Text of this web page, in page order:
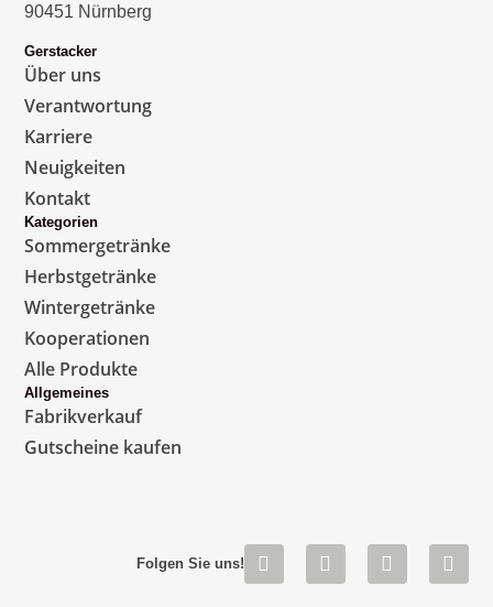
90451 Nürnberg
Gerstacker
Über uns
Verantwortung
Karriere
Neuigkeiten
Kontakt
Kategorien
Sommergetränke
Herbstgetränke
Wintergetränke
Kooperationen
Alle Produkte
Allgemeines
Fabrikverkauf
Gutscheine kaufen
Folgen Sie uns!